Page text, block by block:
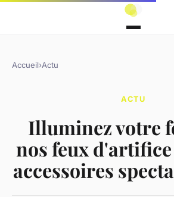
Accueil›Actu
ACTU
Illuminez votre
nos feux
accessoires